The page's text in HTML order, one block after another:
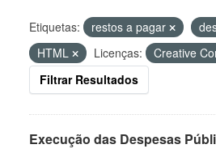
Etiquetas: restos a pagar
HTML
Licenças:
Creative
Filtrar Resultados
Execução das Despesas